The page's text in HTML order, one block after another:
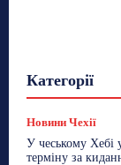
Категорії
Новини Чехії
У чеському Хебі
терміну за